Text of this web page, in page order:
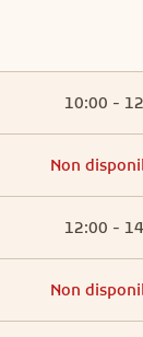
10:00 -
Non
12:00 -
Non